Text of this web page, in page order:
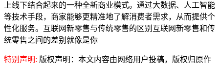
上线下结合起来的一种全新商业模式。通过大数据、人工智能
等技术手段，商家能够更精准地了解消费者需求，从而提供个
性化服务。互联网新零售与传统零售的区别互联网新零售和传
统零售之间的差别就像是你
特别声明: 版权声明：本文内容由网络用户投稿，版权归原作